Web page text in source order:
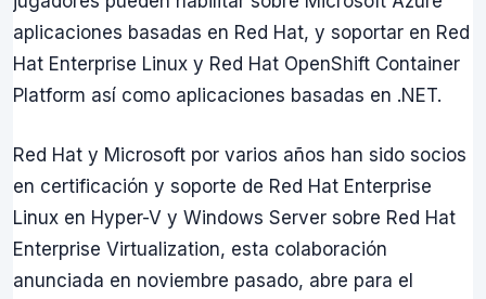
aplicaciones basadas en Red Hat, y soportar en Red
Hat Enterprise Linux y Red Hat OpenShift Container
Platform así como aplicaciones basadas en .NET.
Red Hat y Microsoft por varios años han sido socios
en certificación y soporte de Red Hat Enterprise
Linux en Hyper-V y Windows Server sobre Red Hat
Enterprise Virtualization, esta colaboración
anunciada en noviembre pasado, abre para el